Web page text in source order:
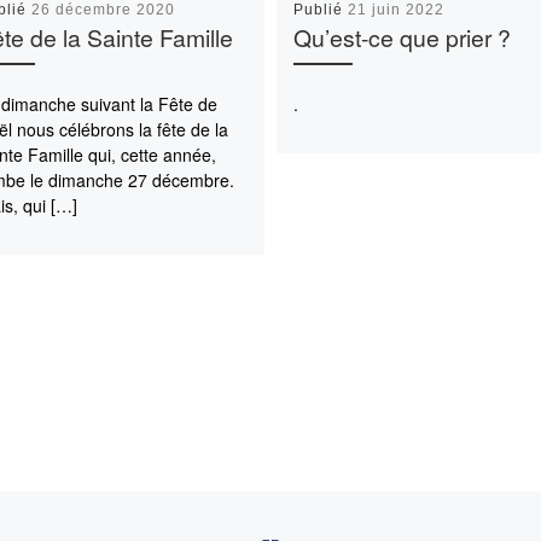
26 décembre 2020
de la Sainte Famille
suivant la Fête de
nous célébrons la fête de la
Famille qui, cette année,
le dimanche 27 décembre.
qui […]
Publié21 juin 2022
Qu’est-ce que prier ?
.